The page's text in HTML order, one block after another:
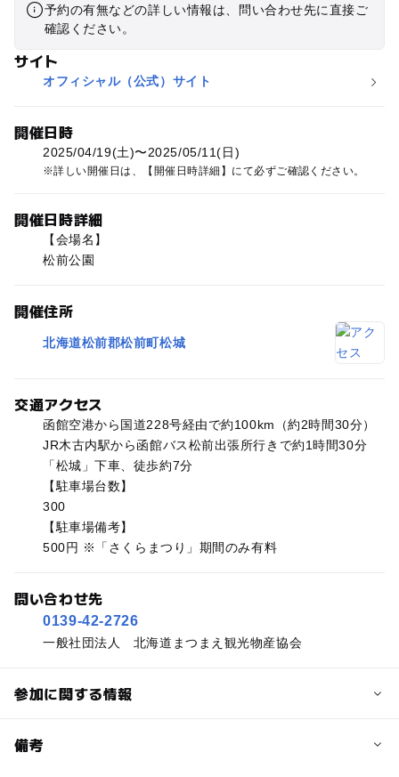
予約の有無などの詳しい情報は、問い合わせ先に直接ご
確認ください。
サイト
オフィシャル（公式）サイト
開催日時
2025/04/19(土)〜2025/05/11(日)
詳しい開催日は、【開催日時詳細】にて必ずご確認ください。
開催日時詳細
【会場名】
松前公園
開催住所
北海道松前郡松前町松城
交通アクセス
函館空港から国道228号経由で約100km（約2時間30分）
JR木古内駅から函館バス松前出張所行きで約1時間30分
「松城」下車、徒歩約7分
【駐車場台数】
300
【駐車場備考】
500円 ※「さくらまつり」期間のみ有料
問い合わせ先
0139-42-2726
一般社団法人 北海道まつまえ観光物産協会
参加に関する情報
予約/応募
備考